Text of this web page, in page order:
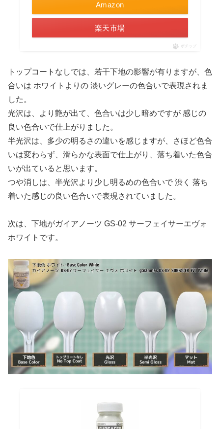
Amazon
楽天市場
ポチップ
トップコートなしでは、若干下地の影響が有りますが、色
合いは ホワイトよりの 淡いグレーの色合いで表現されま
した。
光沢は、より艶が出て、色合いは少し暗めですが 感じの
良い色合いで仕上がりました。
半光沢は、多少の明るさの違いを感じますが、さほど色合
いは変わらず、滑らかな表面で仕上がり、落ち着いた色合
いが出ていると思います。
つや消しは、半光沢より少し明るめの色合いで 渋く 落ち
着いた感じの良い色合いで表現されていました。
次は、下地がガイアノーツ GS-02 サーフェイサーエヴォ
ホワイトです。